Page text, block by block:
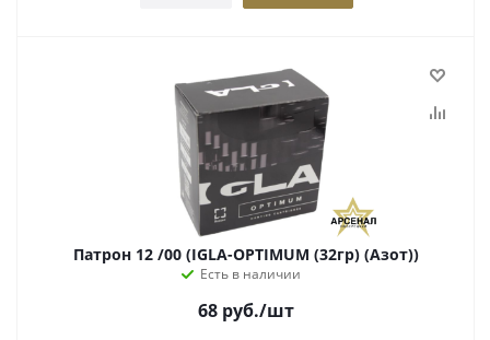
Патрон 12 /00 (IGLA-OPTIMUM (32гр) (Азот))
Есть в наличии
68 руб./шт